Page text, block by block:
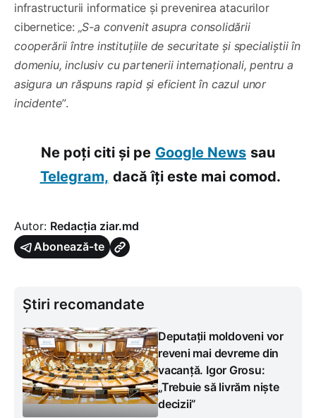
infrastructurii informatice și prevenirea atacurilor
cibernetice: „S-a convenit asupra consolidării
cooperării între instituțiile de securitate și specialiștii în
domeniu, inclusiv cu partenerii internaționali, pentru a
asigura un răspuns rapid și eficient în cazul unor
incidente”.
Ne poți citi și pe Google News sau
Telegram, dacă îți este mai comod.
Autor: Redacția ziar.md
Abonează-te
Știri recomandate
Deputații moldoveni vor
reveni mai devreme din
vacanță. Igor Grosu:
„Trebuie să livrăm niște
decizii”